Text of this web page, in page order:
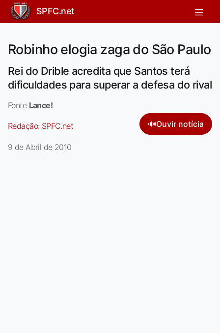
SPFC.net
Robinho elogia zaga do São Paulo
Rei do Drible acredita que Santos terá
dificuldades para superar a defesa do rival
Fonte Lance!
Redação: SPFC.net 🔊Ouvir notícia
9 de Abril de 2010